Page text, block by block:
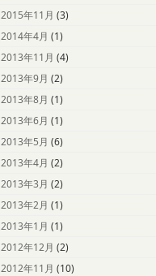
2015年11月 (3)
2014年4月 (1)
2013年11月 (4)
2013年9月 (2)
2013年8月 (1)
2013年6月 (1)
2013年5月 (6)
2013年4月 (2)
2013年3月 (2)
2013年2月 (1)
2013年1月 (1)
2012年12月 (2)
2012年11月 (10)